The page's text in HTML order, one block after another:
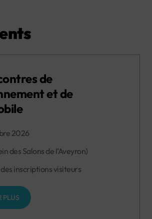
de
et de
2026
des Salons de l’Aveyron)
inscriptions visiteurs
PLUS